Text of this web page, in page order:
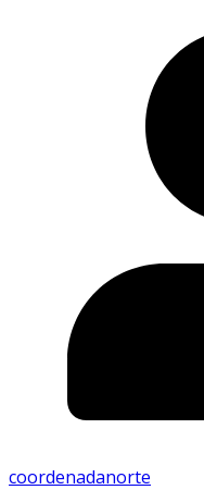
coordenadanorte